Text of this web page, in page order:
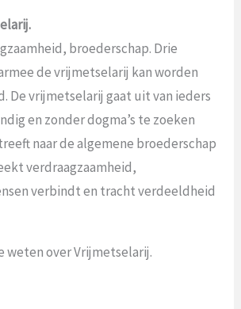
broederschap. Drie
de vrijmetselarij kan worden
De vrijmetselarij gaat uit van ieders
en zonder dogma’s te zoeken
naar de algemene broederschap
verdraagzaamheid,
verbindt en tracht verdeeldheid
weten over Vrijmetselarij.